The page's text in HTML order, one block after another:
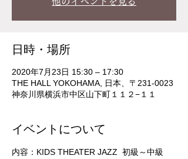
日時・場所
2020年7月23日 15:30 – 17:30
THE HALL YOKOHAMA, 日本、〒231-0023
神奈川県横浜市中区山下町１１２−１１
イベントについて
内容：KIDS THEATER JAZZ  初級～中級